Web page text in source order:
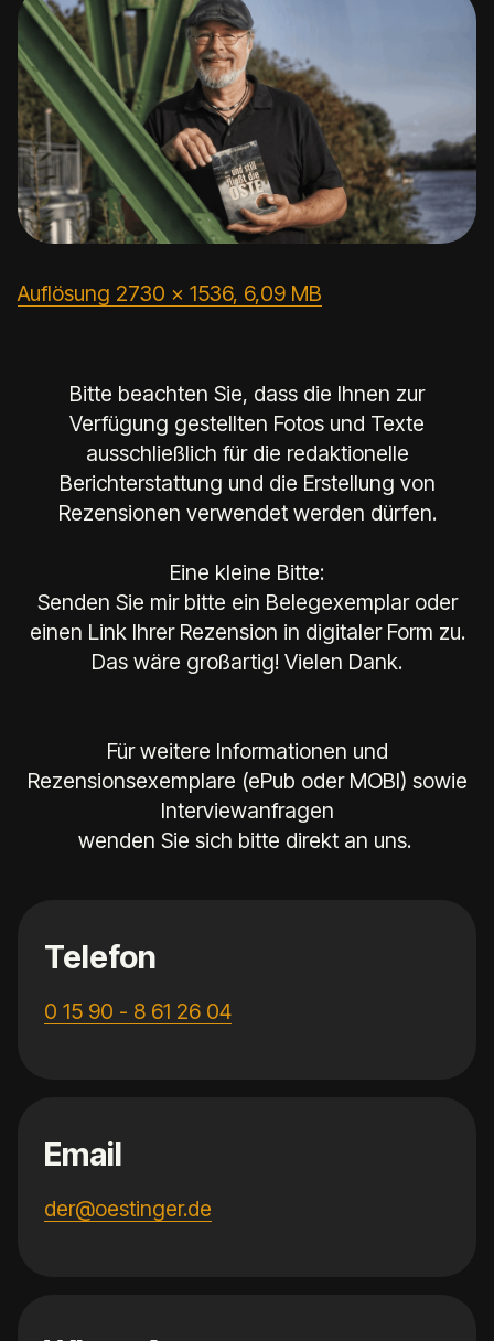
Auflösung 2730 x 1536, 6,09 MB
Bitte beachten Sie, dass die Ihnen zur
Verfügung gestellten Fotos und Texte
ausschließlich für die redaktionelle
Berichterstattung und die Erstellung von
Rezensionen verwendet werden dürfen.
Eine kleine Bitte:
Senden Sie mir bitte ein Belegexemplar oder
einen Link Ihrer Rezension in digitaler Form zu.
Das wäre großartig! Vielen Dank.
Für weitere Informationen und
Rezensionsexemplare (ePub oder MOBI) sowie
Interviewanfragen
wenden Sie sich bitte direkt an uns.
Telefon
0 15 90 - 8 61 26 04
Email
der@oestinger.de